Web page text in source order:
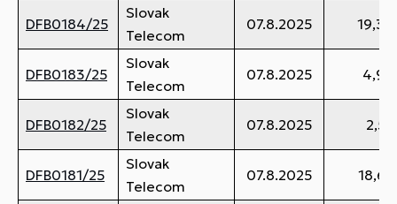
DFB0184/25
Slovak
Telecom
07.8.2025 19,36
DFB0183/25
Slovak
Telecom
07.8.2025 4,98
DFB0182/25
Slovak
Telecom
07.8.2025 2,52
DFB0181/25
Slovak
Telecom
07.8.2025 18,62